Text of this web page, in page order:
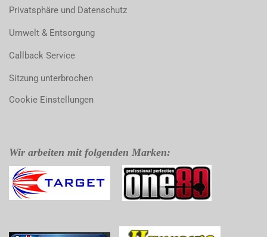
Privatsphäre und Datenschutz
Umwelt & Entsorgung
Callback Service
Sitzung unterbrochen
Cookie Einstellungen
Wir arbeiten mit folgenden Marken: